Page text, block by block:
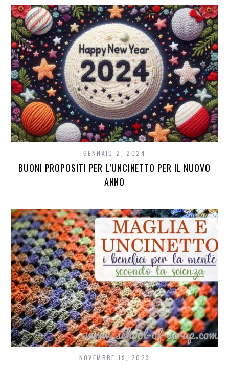
GENNAIO 2, 2024
BUONI PROPOSITI PER L’UNCINETTO PER IL NUOVO
ANNO
NOVEMBRE 19, 2023